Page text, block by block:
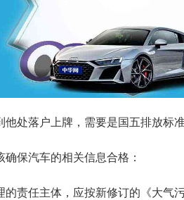
他处落户上牌，需要是国五排放标
保汽车的相关信息合格：
责任主体，应按新修订的《大气